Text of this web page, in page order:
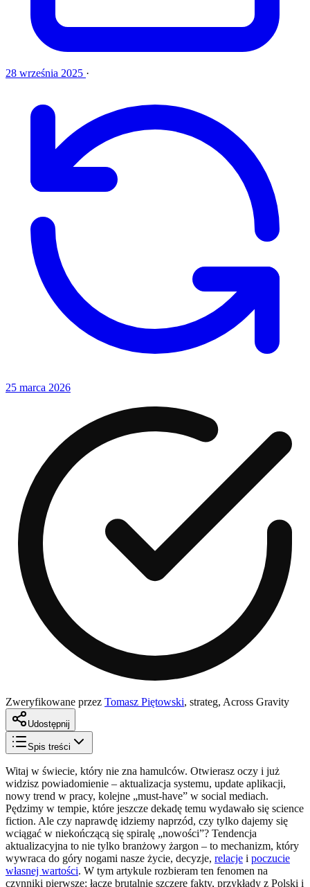
28 września 2025 ·
25 marca 2026
Zweryfikowane przez Tomasz Piętowski, strateg, Across Gravity
Udostępnij
Spis treści
Witaj w świecie, który nie zna hamulców. Otwierasz oczy i już
widzisz powiadomienie – aktualizacja systemu, update aplikacji,
nowy trend w pracy, kolejne „must-have” w social mediach.
Pędzimy w tempie, które jeszcze dekadę temu wydawało się science
fiction. Ale czy naprawdę idziemy naprzód, czy tylko dajemy się
wciągać w niekończącą się spiralę „nowości”? Tendencja
aktualizacyjna to nie tylko branżowy żargon – to mechanizm, który
wywraca do góry nogami nasze życie, decyzje, relacje i poczucie
własnej wartości. W tym artykule rozbieram ten fenomen na
czynniki pierwsze: łączę brutalnie szczere fakty, przykłady z Polski i